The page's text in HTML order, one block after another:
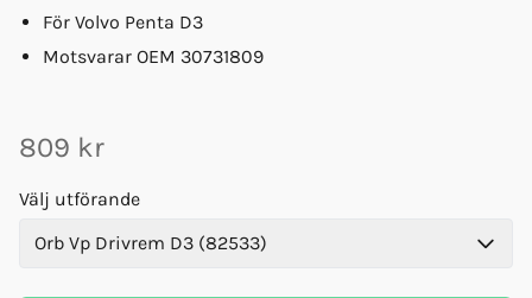
För Volvo Penta D3
Motsvarar OEM 30731809
809 kr
Välj utförande
Orb Vp Drivrem D3 (82533)